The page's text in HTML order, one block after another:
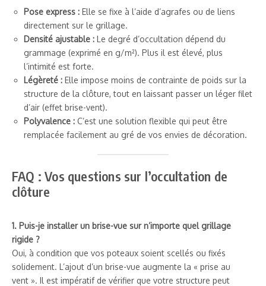
Pose express : Elle se fixe à l’aide d’agrafes ou de liens
directement sur le grillage.
Densité ajustable : Le degré d’occultation dépend du
grammage (exprimé en g/m²). Plus il est élevé, plus
l’intimité est forte.
Légèreté : Elle impose moins de contrainte de poids sur la
structure de la clôture, tout en laissant passer un léger filet
d’air (effet brise-vent).
Polyvalence : C’est une solution flexible qui peut être
remplacée facilement au gré de vos envies de décoration.
FAQ : Vos questions sur l’occultation de
clôture
1. Puis-je installer un brise-vue sur n’importe quel grillage
rigide ?
Oui, à condition que vos poteaux soient scellés ou fixés
solidement. L’ajout d’un brise-vue augmente la « prise au
vent ». Il est impératif de vérifier que votre structure peut